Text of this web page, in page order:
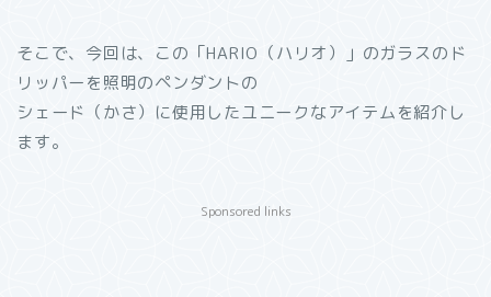
そこで、今回は、この「HARIO（ハリオ）」のガラスのド
リッパーを照明のペンダントの
シェード（かさ）に使用したユニークなアイテムを紹介し
ます。
Sponsored links